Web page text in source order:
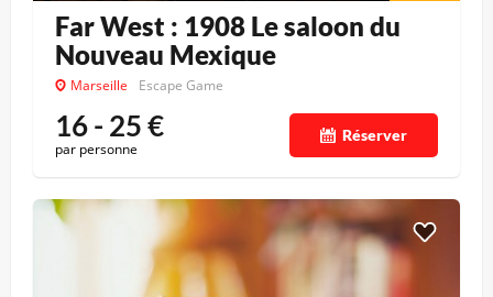
Far West : 1908 Le saloon du
Nouveau Mexique
Marseille Escape Game
16 - 25€
par personne
Réserver